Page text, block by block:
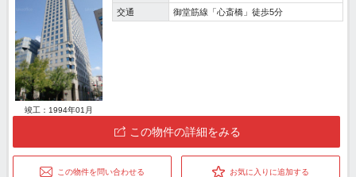
竣工：1994年01月
交通
御堂筋線「心斎橋」徒歩5分
この物件の詳細をみる
この物件を問い合わせる お気に入りに追加する